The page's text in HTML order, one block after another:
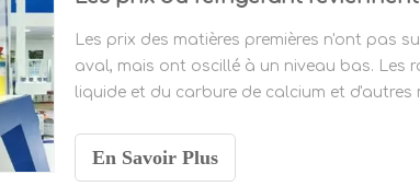
Les prix des matières premières n'ont pas
aval, mais ont oscillé à un niveau bas. Les
liquide et du carbure de calcium et d'autres
En Savoir Plus